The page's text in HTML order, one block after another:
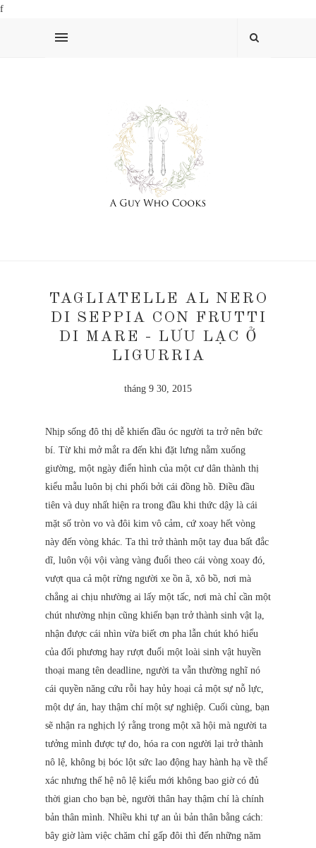
f
TAGLIATELLE AL NERO
DI SEPPIA CON FRUTTI
DI MARE - LƯU LẠC Ở
LIGURRIA
tháng 9 30, 2015
Nhịp sống đô thị dễ khiến đầu óc người ta trở nên bức
bí. Từ khi mở mắt ra đến khi đặt lưng nằm xuống
giường, một ngày điển hình của một cư dân thành thị
kiểu mẫu luôn bị chi phối bởi cái đồng hồ. Điều đầu
tiên và duy nhất hiện ra trong đầu khi thức dậy là cái
mặt số tròn vo và đôi kim vô cảm, cứ xoay hết vòng
này đến vòng khác. Ta thì trở thành một tay đua bất đắc
dĩ, luôn vội vội vàng vàng đuổi theo cái vòng xoay đó,
vượt qua cả một rừng người xe ồn ã, xô bồ, nơi mà
chẳng ai chịu nhường ai lấy một tấc, nơi mà chỉ cần một
chút nhường nhịn cũng khiến bạn trở thành sinh vật lạ,
nhận được cái nhìn vừa biết ơn pha lẫn chút khó hiểu
của đối phương hay rượt đuổi một loài sinh vật huyền
thoại mang tên deadline, người ta vẫn thường nghĩ nó
cái quyền năng cứu rỗi hay hủy hoại cả một sự nỗ lực,
một dự án, hay thậm chí một sự nghiệp. Cuối cùng, bạn
sẽ nhận ra nghịch lý rằng trong một xã hội mà người ta
tưởng mình được tự do, hóa ra con người lại trở thành
nô lệ, không bị bóc lột sức lao động hay hành hạ về thể
xác nhưng thế hệ nô lệ kiểu mới không bao giờ có đủ
thời gian cho bạn bè, người thân hay thậm chí là chính
bản thân mình. Nhiều khi tự an ủi bản thân bằng cách:
bây giờ làm việc chăm chỉ gấp đôi thì đến những năm